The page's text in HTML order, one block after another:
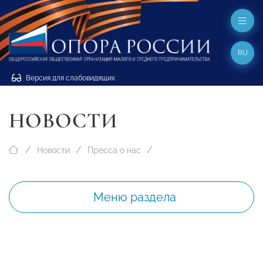
Версия для слабовидящих
RU
НОВОСТИ
Новости Пресса о нас
Меню раздела